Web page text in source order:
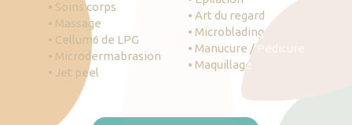
• Soins corps
• Massage
• Cellum6 de LPG
• Microdermabrasion
• Jet peel
• Art du regard
• Microblading
• Manucure / Pédicure
• Maquillage